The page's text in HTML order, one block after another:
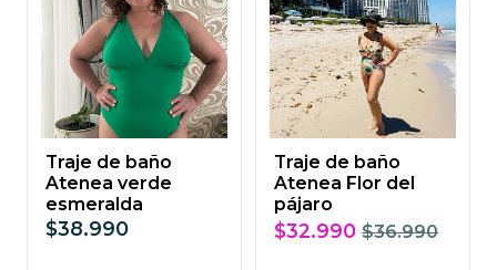
Traje de baño
Atenea verde
esmeralda
$38.990
Traje de baño
Atenea Flor del
pájaro
$32.990 $36.990